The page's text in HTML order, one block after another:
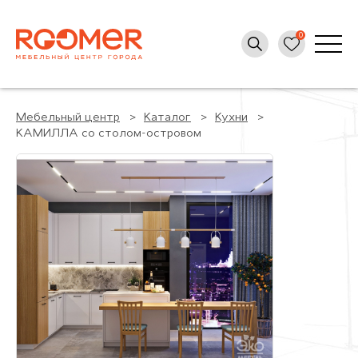
Мебельный центр Каталог
Кухни
КАМИЛЛА со столом-островом